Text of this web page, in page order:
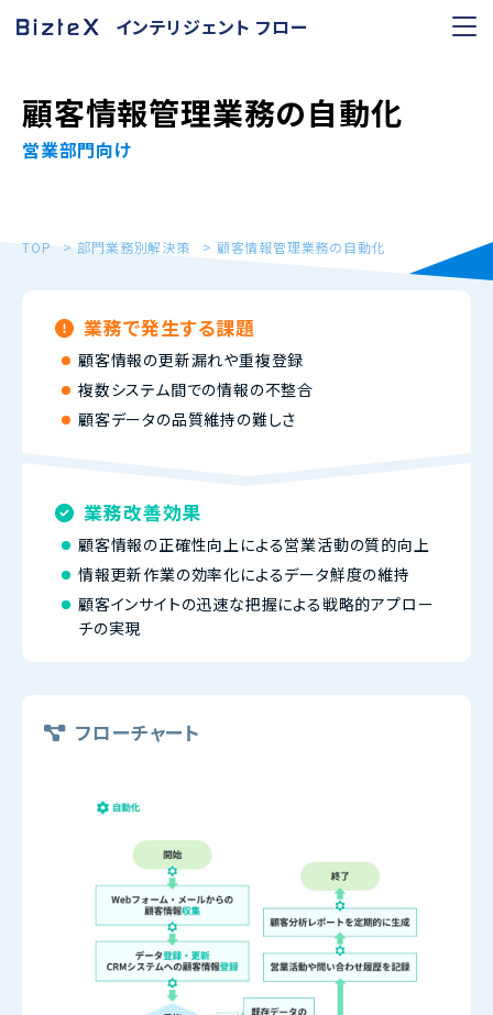
インテリジェント フロー
顧客情報管理業務の自動化
営業部門向け
TOP 部門業務別解決策 顧客情報管理業務の自動化
業務で発生する課題
顧客情報の更新漏れや重複登録
複数システム間での情報の不整合
顧客データの品質維持の難しさ
業務改善効果
顧客情報の正確性向上による営業活動の質的向上
情報更新作業の効率化によるデータ鮮度の維持
顧客インサイトの迅速な把握による戦略的アプロー
チの実現
フローチャート